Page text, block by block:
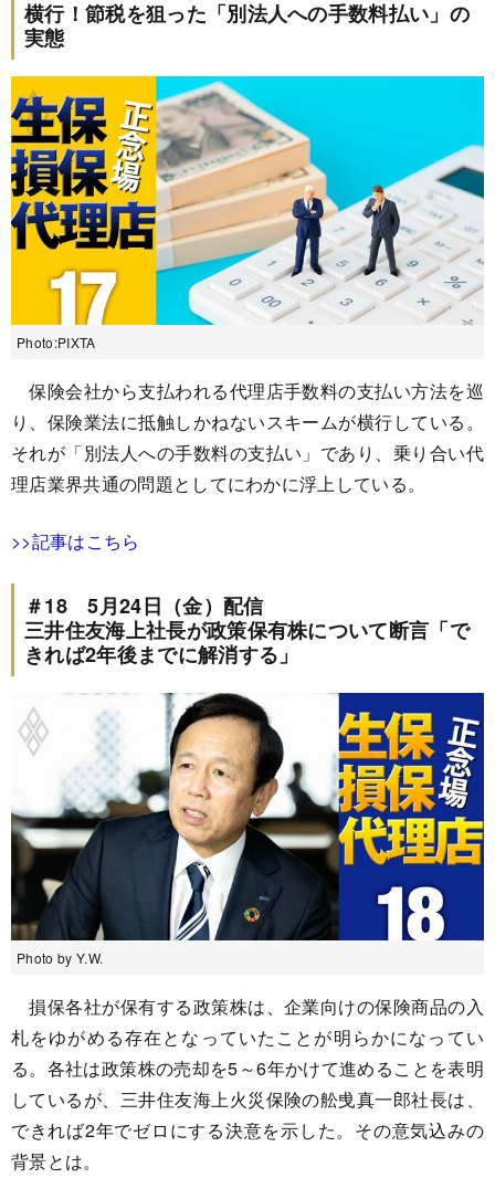
横行！節税を狙った「別法人への手数料払い」の
実態
Photo:PIXTA
保険会社から支払われる代理店手数料の支払い方法を巡
り、保険業法に抵触しかねないスキームが横行している。
それが「別法人への手数料の支払い」であり、乗り合い代
理店業界共通の問題としてにわかに浮上している。
>>記事はこちら
＃18 5月24日（金）配信
三井住友海上社長が政策保有株について断言「で
きれば2年後までに解消する」
Photo by Y.W.
損保各社が保有する政策株は、企業向けの保険商品の入
札をゆがめる存在となっていたことが明らかになってい
る。各社は政策株の売却を5～6年かけて進めることを表明
しているが、三井住友海上火災保険の舩曵真一郎社長は、
できれば2年でゼロにする決意を示した。その意気込みの
背景とは。